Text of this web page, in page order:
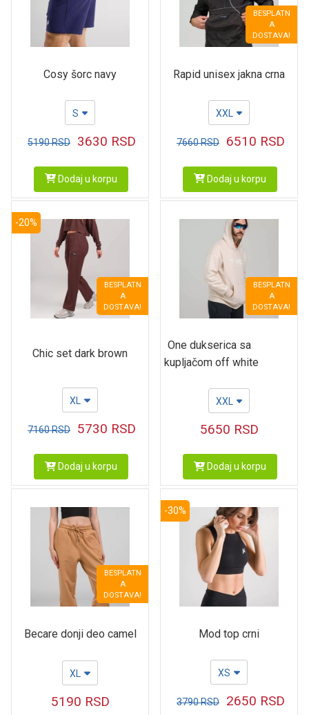
Cosy šorc navy
S
5190RSD 3630 RSD
Dodaj u korpu
BESPLATN
A
DOSTAVA!
Rapid unisex jakna crna
XXL
7660RSD 6510 RSD
Dodaj u korpu
BESPLATN
A
DOSTAVA!
-20%
Chic set dark brown
XL
7160RSD 5730 RSD
Dodaj u korpu
BESPLATN
A
DOSTAVA!
One dukserica sa
kupljačom off white
XXL
5650 RSD
Dodaj u korpu
BESPLATN
A
DOSTAVA!
Becare donji deo camel
XL
5190 RSD
-30%
Mod top crni
XS
3790RSD 2650 RSD